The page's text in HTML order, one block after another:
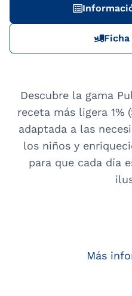
Descubre la gama
receta más ligera 1%
adaptada a las
los niños y
para que cada día
Más